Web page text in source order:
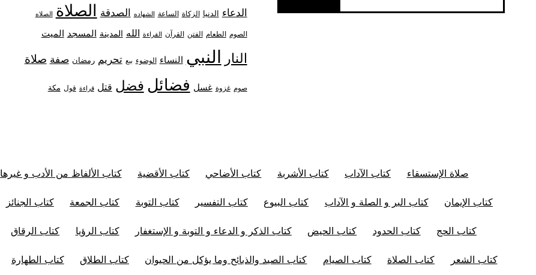
الدعاء الدنيا الزكاة الساعة الشهاده الصدقة الصلاة الصلاه
الصوم الطعام الفتن القرآن القراءة الله المدينة المسجد الميت
النار النبي النساء الوضوء بيع تحريم رمضان صفة صلاة
صوم غزوة غسل فضائل فضل قتل قراءة قول مكة
صلاة الإستسقاء كتاب الآداب كتاب الأشربة كتاب الأضاحي كتاب الأقضية كتاب الألفاظ من الأدب و غيرها
كتاب الإيمان كتاب البر و الصلة و الآداب كتاب البيوع كتاب التفسير كتاب التوبة كتاب الجمعة كتاب الجنائز
كتاب الحج كتاب الحدود كتاب الحيض كتاب الذكر و الدعاء و التوبة و الإستغفار كتاب الرؤيا كتاب الرقاق
كتاب الشعر كتاب الصلاة كتاب الصيام كتاب الصيد والذبائح وما يؤكل من الحيوان كتاب الطلاق كتاب الطهارة